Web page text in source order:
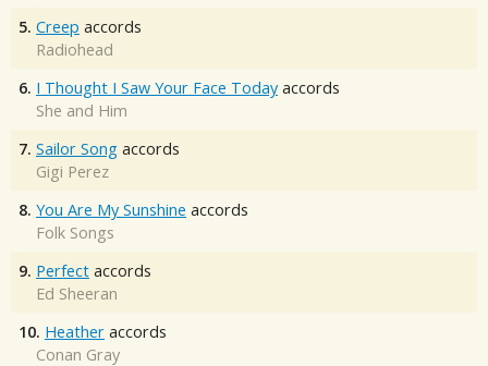
5. Creep accords
Radiohead
6. I Thought I Saw Your Face Today accords
She and Him
7. Sailor Song accords
Gigi Perez
8. You Are My Sunshine accords
Folk Songs
9. Perfect accords
Ed Sheeran
10. Heather accords
Conan Gray